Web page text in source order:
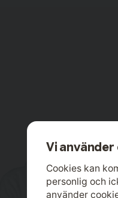
Vi
Cookies kan
personlig och
använder